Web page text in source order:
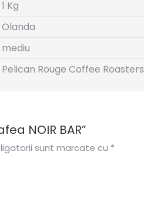
1 Kg
Olanda
mediu
Pelican Rouge Coffee Roasters
NOIR BAR”
sunt marcate cu *